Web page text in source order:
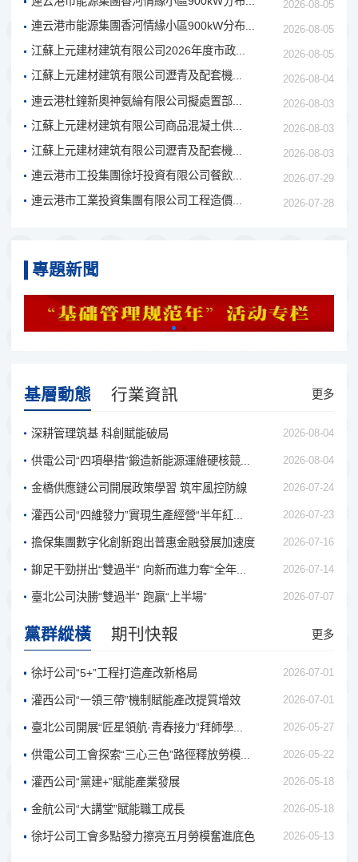
2026-08-05
連云港市能源集團香河情緣小區900kW分布... 2026-08-05
江蘇上元建材建筑有限公司2026年度市政... 2026-08-05
江蘇上元建材建筑有限公司瀝青及配套機... 2026-08-04
連云港杜鐘新奧神氨綸有限公司擬處置部... 2026-08-03
江蘇上元建材建筑有限公司商品混凝土供... 2026-08-03
江蘇上元建材建筑有限公司瀝青及配套機... 2026-08-03
連云港市工投集團徐圩投資有限公司餐飲... 2026-07-29
連云港市工業投資集團有限公司工程造價... 2026-07-28
專題新聞
基層動態 行業資訊 更多
深耕管理筑基 科創賦能破局 2026-08-04
供電公司“四項舉措”鍛造新能源運維硬核競... 2026-08-04
金橋供應鏈公司開展政策學習 筑牢風控防線 2026-07-24
灌西公司“四維發力”實現生產經營“半年紅... 2026-07-23
擔保集團數字化創新跑出普惠金融發展加速度 2026-07-16
鉚足干勁拼出“雙過半” 向新而進力奪“全年... 2026-07-14
臺北公司決勝“雙過半” 跑贏“上半場” 2026-07-07
黨群縱橫 期刊快報 更多
徐圩公司“5+”工程打造產改新格局 2026-07-01
灌西公司“一領三帶”機制賦能產改提質增效 2026-07-01
臺北公司開展“匠星領航·青春接力”拜師學... 2026-05-27
供電公司工會探索“三心三色”路徑釋放勞模... 2026-05-22
灌西公司“黨建+”賦能產業發展 2026-05-18
金航公司“大講堂”賦能職工成長 2026-05-18
徐圩公司工會多點發力擦亮五月勞模奮進底色 2026-05-13